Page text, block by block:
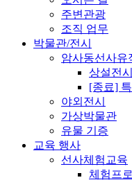
주변관광
조직 업무
박물관/전시
암사동선사유
상설전
[종료]
야외전시
가상박물관
유물 기증
교육 행사
선사체험교육
체험프